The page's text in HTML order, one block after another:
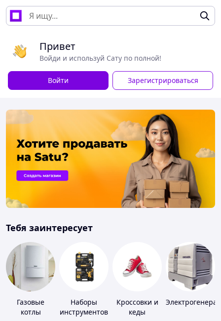
Привет
Войди и используй Сату по полной!
Войти Зарегистрироваться
Тебя заинтересует
Газовые
котлы
Наборы
инструментов
Кроссовки и
кеды